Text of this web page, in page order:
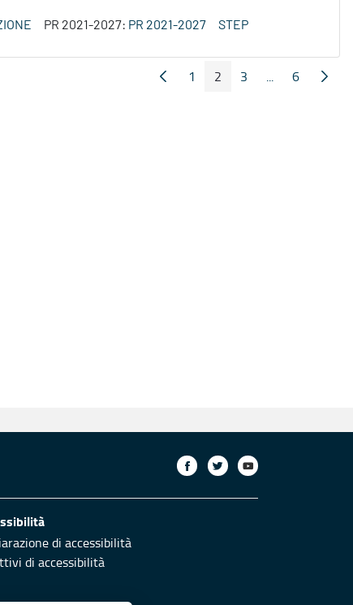
PR 2021-2027: PR 2021-2027 STEP
Pagina Precedente
Pagina
1 Pagina
2 Pagina
3 ...
PaginePagina
6
di accessibilità
di accessibilità